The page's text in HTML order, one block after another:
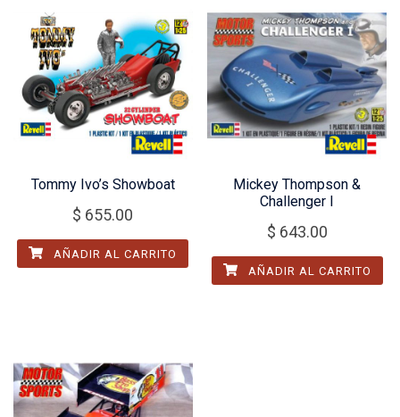
Tommy Ivo’s Showboat
$ 655.00
AÑADIR AL CARRITO
Mickey Thompson &
Challenger I
$ 643.00
AÑADIR AL CARRITO